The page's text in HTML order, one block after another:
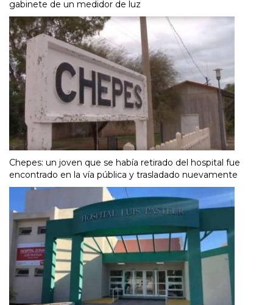
gabinete de un medidor de luz
Chepes: un joven que se había retirado del hospital fue
encontrado en la vía pública y trasladado nuevamente